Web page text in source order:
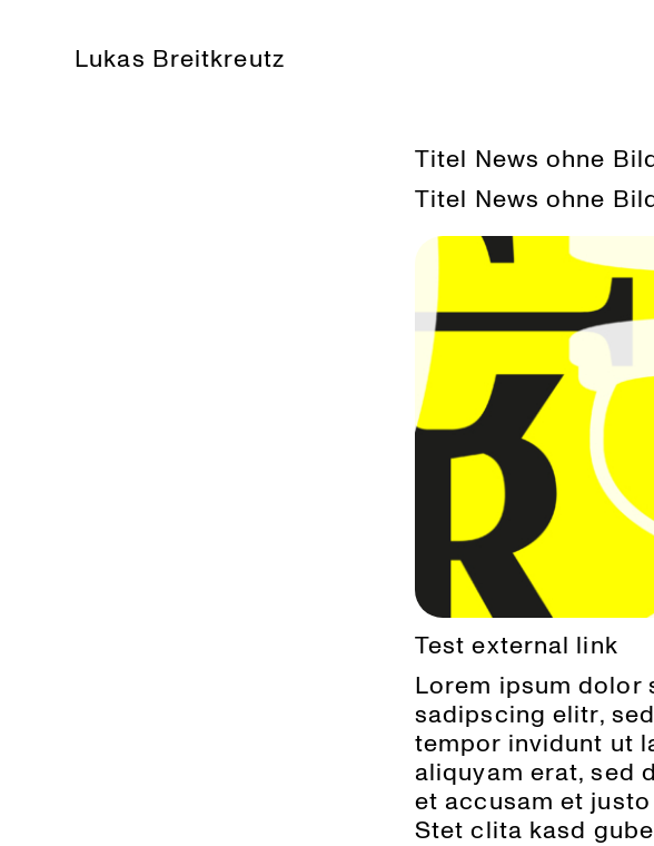
Lukas Breitkreutz
Titel News ohne
Titel News ohne
Test external link
Lorem ipsum dolor
sadipscing elitr,
tempor invidunt ut
aliquyam erat, sed
et accusam et
Stet clita kasd